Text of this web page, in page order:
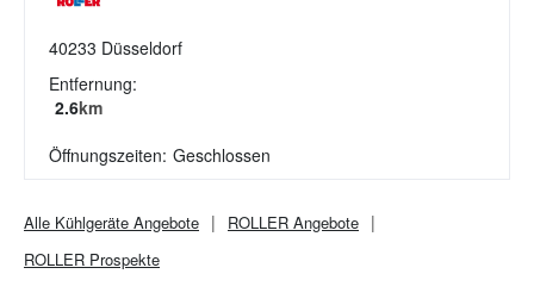
40233 Düsseldorf
Entfernung:
2.6km
Öffnungszeiten: Geschlossen
Alle Kühlgeräte Angebote ROLLER Angebote
ROLLER Prospekte